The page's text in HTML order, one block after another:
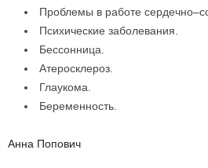
Проблемы в работе
Психические заболевания.
Бессонница.
Атеросклероз.
Глаукома.
Беременность.
Анна Попович